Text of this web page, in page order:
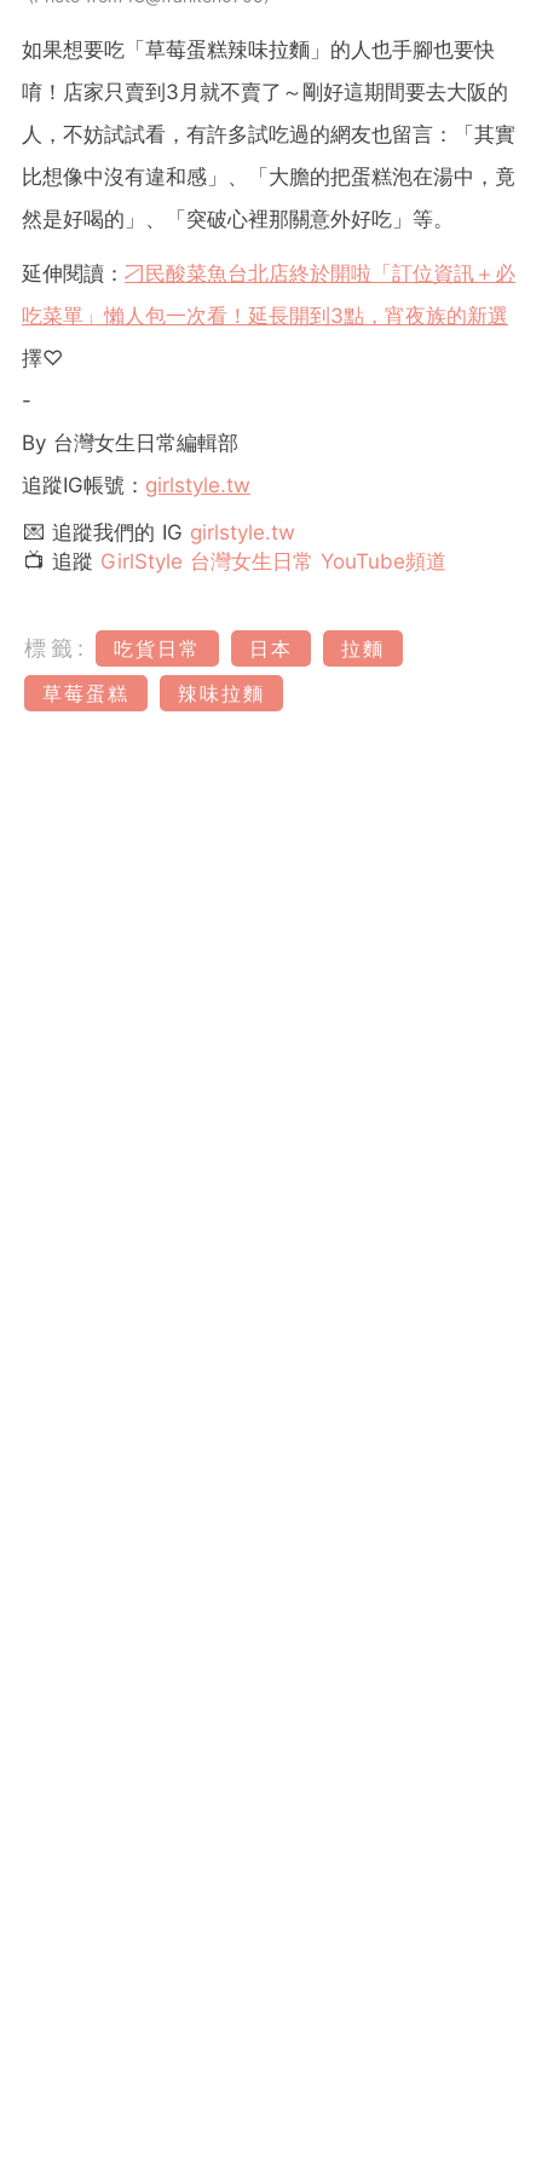
如果想要吃「草莓蛋糕辣味拉麵」的人也手腳也要快
唷！店家只賣到3月就不賣了～剛好這期間要去大阪的
人，不妨試試看，有許多試吃過的網友也留言：「其實
比想像中沒有違和感」、「大膽的把蛋糕泡在湯中，竟
然是好喝的」、「突破心裡那關意外好吃」等。
延伸閱讀： 刁民酸菜魚台北店終於開啦「訂位資訊＋必
吃菜單」懶人包一次看！延長開到3點，宵夜族的新選
擇♡
-
By 台灣女生日常編輯部
追蹤IG帳號： girlstyle.tw
💌 追蹤我們的 IG girlstyle.tw
📺 追蹤 GirlStyle 台灣女生日常 YouTube頻道
標籤: 吃貨日常 日本
拉麵
草莓蛋糕
辣味拉麵